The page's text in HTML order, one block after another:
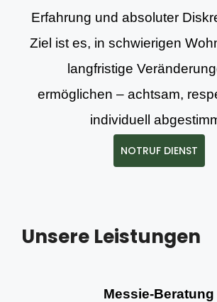
Erfahrung und absoluter
Ziel ist es, in schwierigen
langfristige
ermöglichen – achtsam,
individuell
NOTRUF DIENST
Unsere Leistungen
Messie-Beratung